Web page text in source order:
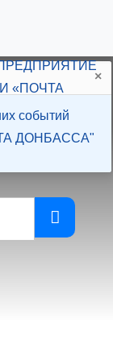
×
событий
ДОНБАССА"